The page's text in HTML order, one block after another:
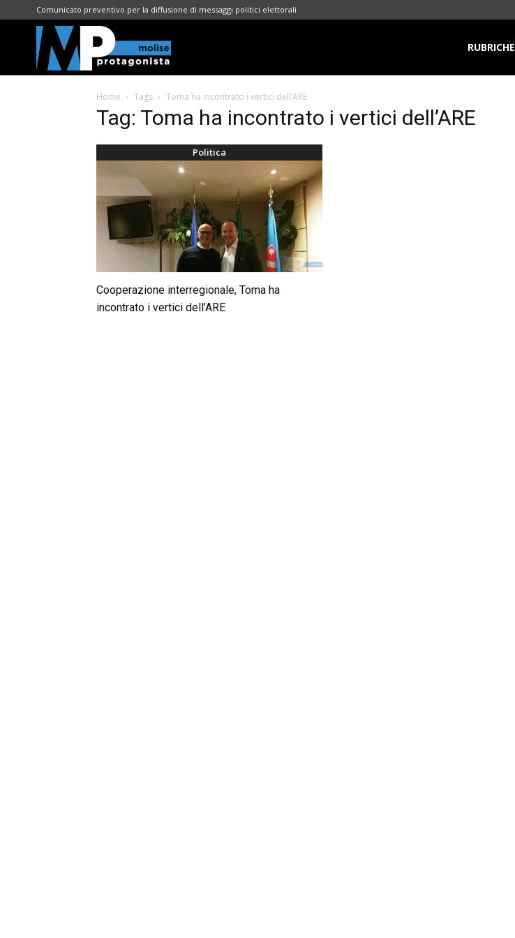
Comunicato preventivo per la diffusione di messaggi politici elettorali
Protagonista
RUBRICHE
Home Tags Toma ha incontrato i vertici dell’ARE
Tag: Toma ha incontrato i vertici dell’ARE
Politica
Cooperazione interregionale, Toma ha
incontrato i vertici dell’ARE